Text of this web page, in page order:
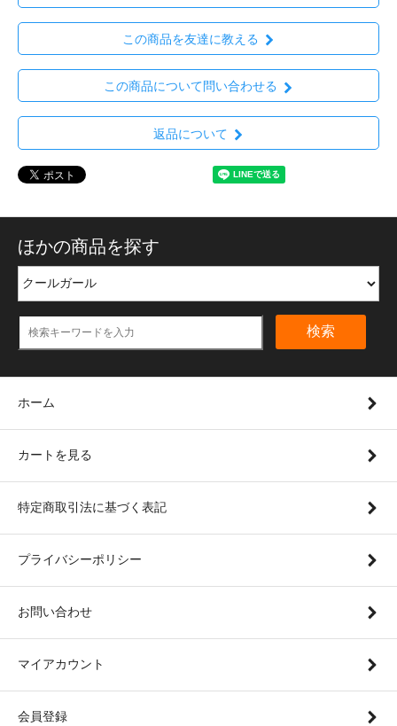
この商品を友達に教える
この商品について問い合わせる
返品について
ほかの商品を探す
検索
ホーム
カートを見る
特定商取引法に基づく表記
プライバシーポリシー
お問い合わせ
マイアカウント
会員登録